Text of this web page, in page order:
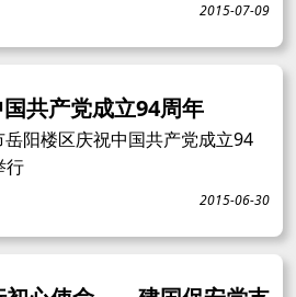
2015-07-09
共产党成立94周年
阳楼区庆祝中国共产党成立94
行
2015-06-30